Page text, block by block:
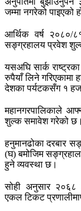
जम्मा नगरेको पाइएको
आर्थिक वर्ष २०८०/
सङ्ग्रहालय प्रवेश
यसअघि सार्क
रुपैयाँ लिने गरिएकामा
देशका पर्यटकसँग १
महानगरपालिकाले
शुल्क समावेश गरेको छ।
हनुमानढोका दरबार
(घ) बमोजिम
हुने व्यवस्था छ।
सोही अनुसार २०६८
एकल टिकट